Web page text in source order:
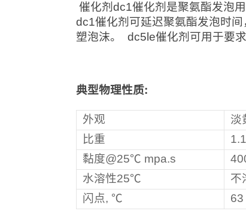
催化剂dc1催化剂是聚氨酯发泡
dc1催化剂可延迟聚氨酯发泡时
塑泡沫。 dc5le催化剂可用于要
典型物理性质:
外观
淡
比重
黏度@25℃ mpa.s
水溶性25℃
不
闪点, ℃
63